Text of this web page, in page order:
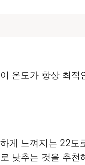
온도가 항상 최적
게 느껴지는 22도
낮추는 것을 추천